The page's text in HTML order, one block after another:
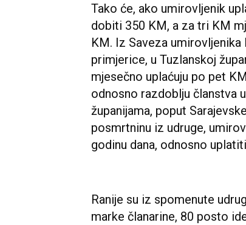
Tako će, ako umirovljenik
dobiti 350 KM, a za tri KM
KM. Iz Saveza
primjerice, u Tuzlanskoj
mjesečno uplaćuju po pet
odnosno razdoblju članstva
županijama, poput
posmrtninu iz udruge,
godinu dana, odnosno
Ranije su iz spomenute
marke članarine, 80 posto